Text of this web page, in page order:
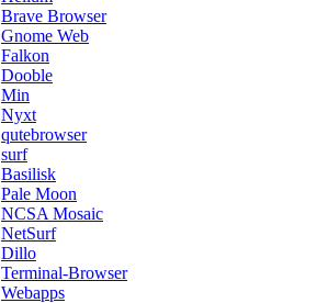
Brave Browser
Gnome Web
Falkon
Dooble
Min
Nyxt
qutebrowser
surf
Basilisk
Pale Moon
NCSA Mosaic
NetSurf
Dillo
Terminal-Browser
Webapps